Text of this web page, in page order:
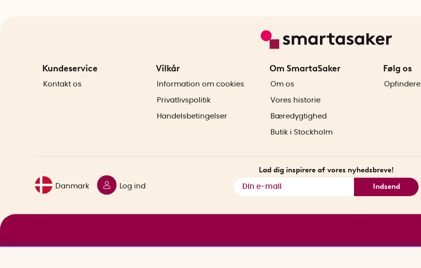
Kundeservice
Kontakt os
Vilkår
Information om cookies
Privatlivspolitik
Handelsbetingelser
Om SmartaSaker
Om os
Vores historie
Bæredygtighed
Butik i Stockholm
Følg os
Opfindere
Danmark Log ind
Lad dig inspirere af vores nyhedsbreve!
Indsend